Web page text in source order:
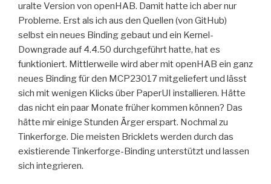
uralte Version von openHAB. Damit hatte ich aber nur
Probleme. Erst als ich aus den Quellen (von GitHub)
selbst ein neues Binding gebaut und ein Kernel-
Downgrade auf 4.4.50 durchgeführt hatte, hat es
funktioniert. Mittlerweile wird aber mit openHAB ein ganz
neues Binding für den MCP23017 mitgeliefert und lässt
sich mit wenigen Klicks über PaperUI installieren. Hätte
das nicht ein paar Monate früher kommen können? Das
hätte mir einige Stunden Ärger erspart. Nochmal zu
Tinkerforge. Die meisten Bricklets werden durch das
existierende Tinkerforge-Binding unterstützt und lassen
sich integrieren.